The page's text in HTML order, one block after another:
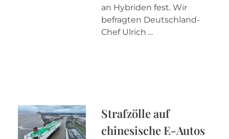
an Hybriden fest. Wir
befragten Deutschland-
Chef Ulrich ...
Strafzölle auf
chinesische E-Autos